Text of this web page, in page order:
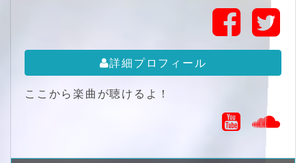
詳細プロフィール
ここから楽曲が聴けるよ！